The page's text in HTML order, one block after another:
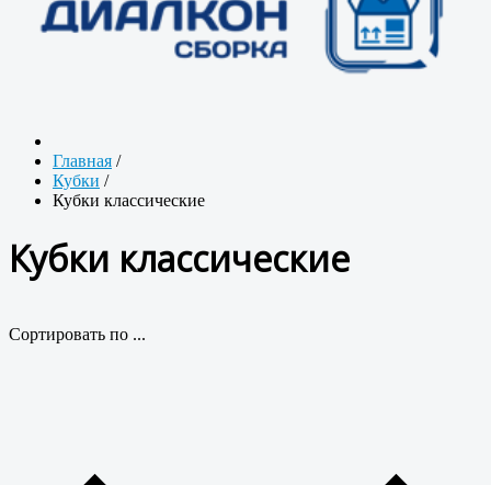
Главная /
Кубки /
Кубки классические
Кубки классические
Сортировать по ...